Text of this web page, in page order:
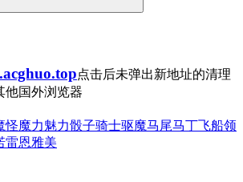
点击后未弹出新地址的清理
他国外浏览器
怪魔力魅力骰子骑士驱魔马尾马丁飞船领
雷恩雅美